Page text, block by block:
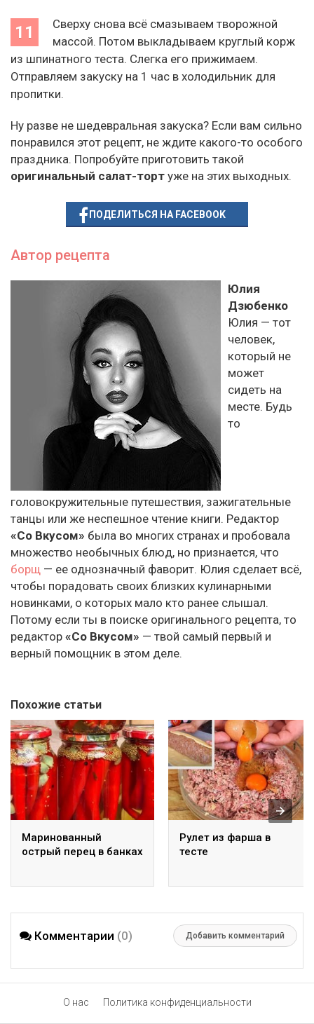
Сверху снова всё смазываем творожной
массой. Потом выкладываем круглый корж
из шпинатного теста. Слегка его прижимаем.
Отправляем закуску на 1 час в холодильник для
пропитки.
Ну разве не шедевральная закуска? Если вам сильно
понравился этот рецепт, не ждите какого-то особого
праздника. Попробуйте приготовить такой
оригинальный салат-торт уже на этих выходных.
ПОДЕЛИТЬСЯ НА FACEBOOK
Автор рецепта
Юлия
Дзюбенко
Юлия — тот
человек,
который не
может
сидеть на
месте. Будь
то
головокружительные путешествия, зажигательные
танцы или же неспешное чтение книги. Редактор
«Со Вкусом» была во многих странах и пробовала
множество необычных блюд, но признается, что
борщ — ее однозначный фаворит. Юлия сделает всё,
чтобы порадовать своих близких кулинарными
новинками, о которых мало кто ранее слышал.
Потому если ты в поиске оригинального рецепта, то
редактор «Со Вкусом» — твой самый первый и
верный помощник в этом деле.
Похожие статьи
Маринованный
острый перец в банках
Рулет из фарша в
тесте
Комментарии (0) Добавить комментарий
О нас Политика конфиденциальности